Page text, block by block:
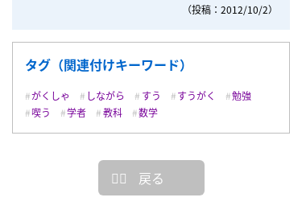
（投稿：2012/10/2）
タグ（関連付けキーワード）
がくしゃ しながら すう すうがく
勉強
喫う
学者 教科 数学
戻る